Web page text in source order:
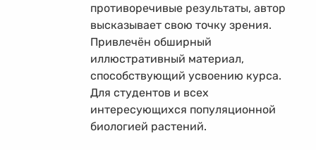
противоречивые результаты, автор
высказывает свою точку зрения.
Привлечён обширный
иллюстративный материал,
способствующий усвоению курса.
Для студентов и всех
интересующихся популяционной
биологией растений.